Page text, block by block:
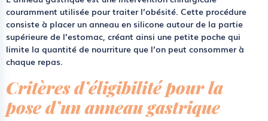
couramment utilisée pour traiter l’obésité. Cette procédure
consiste à placer un anneau en silicone autour de la partie
supérieure de l’estomac, créant ainsi une petite poche qui
limite la quantité de nourriture que l’on peut consommer à
chaque repas.
Critères d’éligibilité pour la
pose d’un anneau gastrique